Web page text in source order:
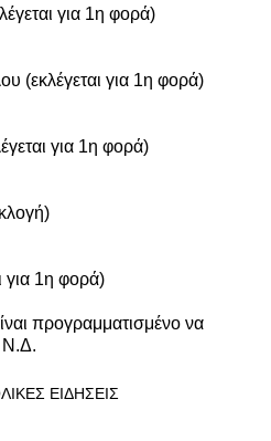
για 1η φορά)
(εκλέγεται για 1η φορά)
για 1η φορά)
για 1η φορά)
προγραμματισμένο να
Ν.Δ.
ΕΙΔΗΣΕΙΣ